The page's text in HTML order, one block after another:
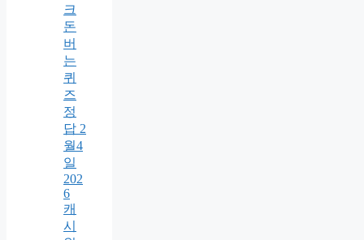
크
돈
버
는
퀴
즈
정
답 2
월4
일
202
6
캐
시